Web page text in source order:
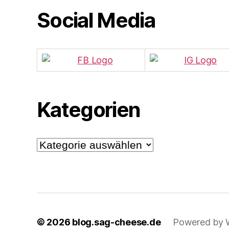
Social Media
Kategorien
Kategorien
© 2026 blog.sag-cheese.de Powered by